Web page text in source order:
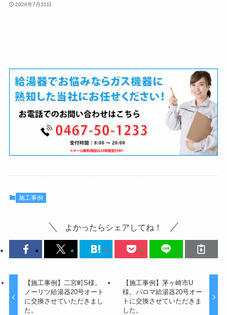
2026年7月31日
施工事例
よかったらシェアしてね！
【施工事例】二宮町S様。
ノーリツ給湯器20号オート
に交換させていただきまし
た。
【施工事例】茅ヶ崎市U
様。パロマ給湯器20号オー
トに交換させていただきま
した。